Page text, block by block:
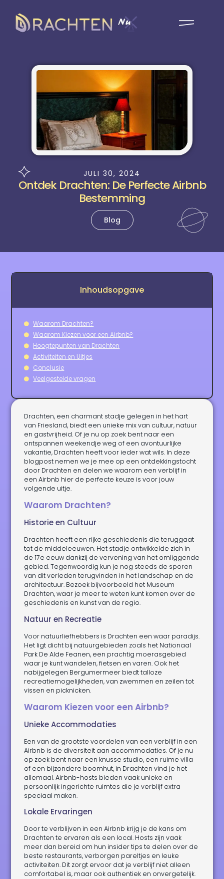
JULI 30, 2024
Ontdek Drachten: De Perfecte Airbnb
Bestemming
Blog
Drachten, een charmant stadje gelegen in het hart
van Friesland, biedt een unieke mix van cultuur, natuur
en gastvrijheid. Of je nu op zoek bent naar een
ontspannen weekendje weg of een avontuurlijke
vakantie, Drachten heeft voor ieder wat wils. In deze
blogpost nemen we je mee op een ontdekkingstocht
door Drachten en delen we waarom een verblijf in
een Airbnb hier de perfecte keuze is voor jouw
volgende uitje.
Waarom Drachten?
Historie en Cultuur
Drachten heeft een rijke geschiedenis die teruggaat
tot de middeleeuwen. Het stadje ontwikkelde zich in
de 17e eeuw dankzij de vervening van het omliggende
gebied. Tegenwoordig kun je nog steeds de sporen
van dit verleden terugvinden in het landschap en de
architectuur. Bezoek bijvoorbeeld het Museum
Drachten, waar je meer te weten kunt komen over de
geschiedenis en kunst van de regio.
Natuur en Recreatie
Voor natuurliefhebbers is Drachten een waar paradijs.
Het ligt dicht bij natuurgebieden zoals het Nationaal
Park De Alde Feanen, een prachtig moerasgebied
waar je kunt wandelen, fietsen en varen. Ook het
nabijgelegen Bergumermeer biedt talloze
recreatiemogelijkheden, van zwemmen en zeilen tot
vissen en picknicken.
Waarom Kiezen voor een Airbnb?
Unieke Accommodaties
Een van de grootste voordelen van een verblijf in een
Airbnb is de diversiteit aan accommodaties. Of je nu
op zoek bent naar een knusse studio, een ruime villa
of een bijzondere boomhut, in Drachten vind je het
allemaal. Airbnb-hosts bieden vaak unieke en
persoonlijk ingerichte ruimtes die je verblijf extra
speciaal maken.
Lokale Ervaringen
Door te verblijven in een Airbnb krijg je de kans om
Drachten te ervaren als een local. Hosts zijn vaak
meer dan bereid om hun insider tips te delen over de
beste restaurants, verborgen pareltjes en leuke
activiteiten. Dit zorgt ervoor dat je verblijf niet alleen
comfortabel is, maar ook authentiek en onvergetelijk.
Inhoudsopgave
Waarom Drachten?
Waarom Kiezen voor een Airbnb?
Hoogtepunten van Drachten
Activiteiten en Uitjes
Conclusie
Veelgestelde vragen